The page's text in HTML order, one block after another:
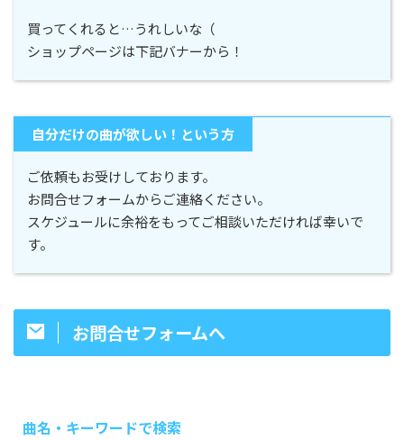
買ってくれると…うれしいな（
ショップページは下記バナーから！
自分だけの曲が欲しい！という方
ご依頼もお受けしております。
お問合せフォームからご連絡ください。
スケジュールに余裕をもってご相談いただければ幸いで
す。
お問合せフォームへ
曲名・キーワードで検索